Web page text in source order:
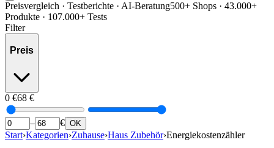
Preisvergleich · Testberichte · AI-Beratung500+ Shops · 43.000+
Produkte · 107.000+ Tests
Filter
Preis
0 €68 €
– € OK
Start›Kategorien›Zuhause›Haus Zubehör›Energiekostenzähler